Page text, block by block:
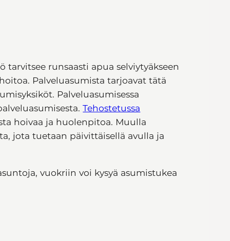
tarvitsee runsaasti apua selviytyäkseen
Palveluasumista tarjoavat tätä
Palveluasumisessa
Tehostetussa
hoivaa ja huolenpitoa. Muulla
jota tuetaan päivittäisellä avulla ja
vuokriin voi kysyä asumistukea